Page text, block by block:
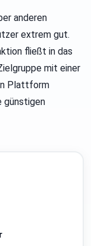
anderen
extrem gut.
fließt in das
mit einer
Plattform
günstigen